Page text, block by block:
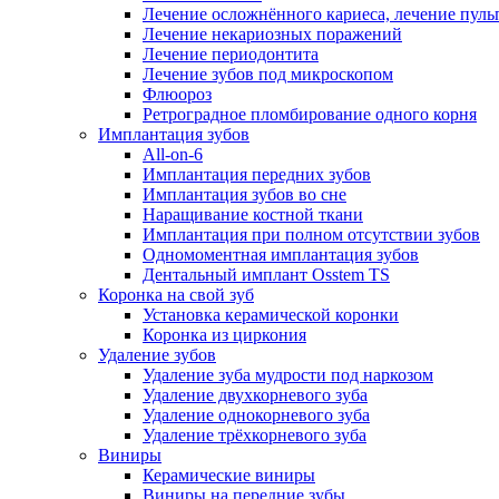
Лечение осложнённого кариеса, лечение
Лечение некариозных поражений
Лечение периодонтита
Лечение зубов под микроскопом
Флюороз
Ретроградное пломбирование одного корня
Имплантация зубов
All-on-6
Имплантация передних зубов
Имплантация зубов во сне
Наращивание костной ткани
Имплантация при полном отсутствии зубов
Одномоментная имплантация зубов
Дентальный имплант Osstem TS
Коронка на свой зуб
Установка керамической коронки
Коронка из циркония
Удаление зубов
Удаление зуба мудрости под наркозом
Удаление двухкорневого зуба
Удаление однокорневого зуба
Удаление трёхкорневого зуба
Виниры
Керамические виниры
Виниры на передние зубы